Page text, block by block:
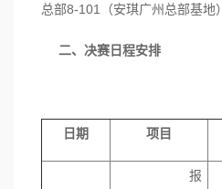
总部8-101（安琪广州总部基地）
二、决赛日程安排
日期 项目
报